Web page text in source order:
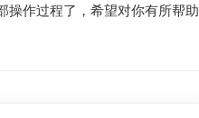
作过程了，希望对你有所帮助